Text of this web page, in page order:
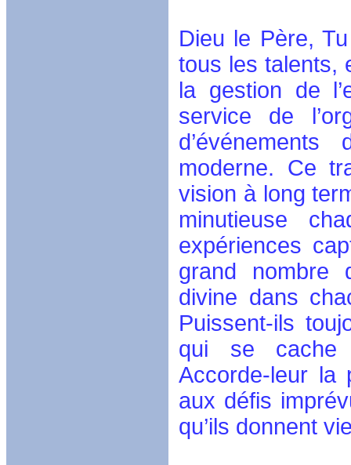
Dieu le Père,
tous les talents,
la gestion de
service de
moderne. Ce
vision à long
minutieuse
expériences
grand nombre
divine dans
Puissent-ils
qui se cache
Accorde-leur la
aux défis
qu’ils donnent